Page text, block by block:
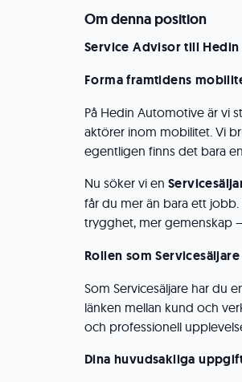
Om denna position
Service Advisor till
Forma framtidens
På Hedin Automotive är vi
aktörer inom mobilitet. Vi
egentligen finns det bara
Nu söker vi en
får du mer än bara ett
trygghet, mer gemenskap
Rollen som Servicesäljare
Som Servicesäljare har du
länken mellan kund och
och professionell
Dina huvudsakliga